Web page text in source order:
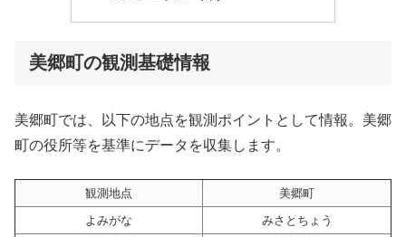
美郷町の観測基礎情報
美郷町では、以下の地点を観測ポイントとして情報。美郷
町の役所等を基準にデータを収集します。
観測地点
美郷町
よみがな
みさとちょう